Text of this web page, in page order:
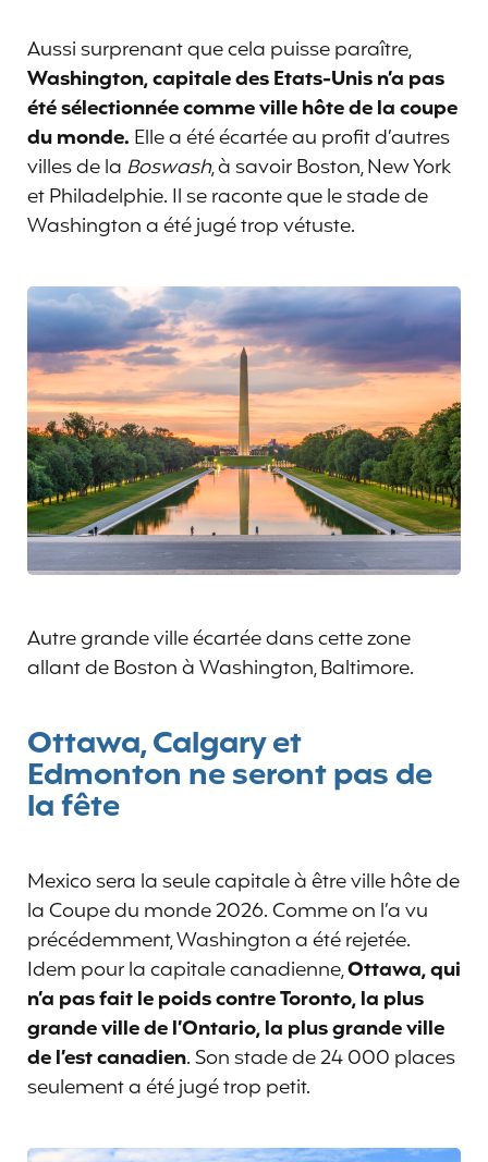
Aussi surprenant que cela puisse paraître,
Washington, capitale des Etats-Unis n’a pas
été sélectionnée comme ville hôte de la coupe
du monde. Elle a été écartée au profit d’autres
villes de la Boswash, à savoir Boston, New York
et Philadelphie. Il se raconte que le stade de
Washington a été jugé trop vétuste.
Autre grande ville écartée dans cette zone
allant de Boston à Washington, Baltimore.
Ottawa, Calgary et
Edmonton ne seront pas de
la fête
Mexico sera la seule capitale à être ville hôte de
la Coupe du monde 2026. Comme on l’a vu
précédemment, Washington a été rejetée.
Idem pour la capitale canadienne,Ottawa, qui
n’a pas fait le poids contre Toronto, la plus
grande ville de l’Ontario, la plus grande ville
de l’est canadien. Son stade de 24 000 places
seulement a été jugé trop petit.